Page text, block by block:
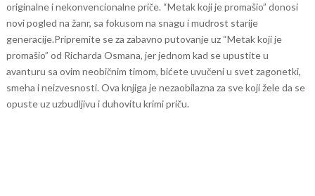
originalne i nekonvencionalne priče. “Metak koji je promašio” donosi
novi pogled na žanr, sa fokusom na snagu i mudrost starije
generacije.Pripremite se za zabavno putovanje uz “Metak koji je
promašio” od Richarda Osmana, jer jednom kad se upustite u
avanturu sa ovim neobičnim timom, bićete uvučeni u svet zagonetki,
smeha i neizvesnosti. Ova knjiga je nezaobilazna za sve koji žele da se
opuste uz uzbudljivu i duhovitu krimi priču.